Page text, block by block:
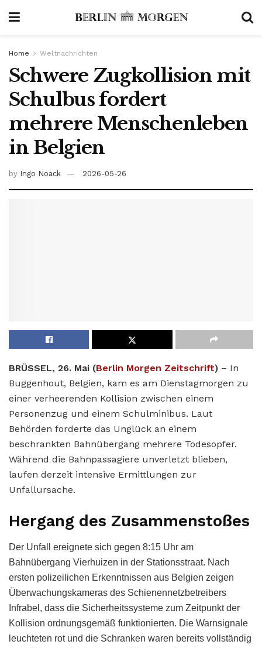
Home Weltnachrichten
Schwere Zugkollision mit
Schulbus fordert
mehrere Menschenleben
in Belgien
by Ingo Noack 2026-05-26
BRÜSSEL, 26. Mai (Berlin Morgen Zeitschrift) – In
Buggenhout, Belgien, kam es am Dienstagmorgen zu
einer verheerenden Kollision zwischen einem
Personenzug und einem Schulminibus. Laut
Behörden forderte das Unglück an einem
beschrankten Bahnübergang mehrere Todesopfer.
Während die Bahnpassagiere unverletzt blieben,
laufen derzeit intensive Ermittlungen zur
Unfallursache.
Hergang des Zusammenstoßes
Der Unfall ereignete sich gegen 8:15 Uhr am
Bahnübergang Vierhuizen in der Stationsstraat. Nach
ersten polizeilichen Erkenntnissen aus Belgien zeigen
Überwachungskameras des Schienennetzbetreibers
Infrabel, dass die Sicherheitssysteme zum Zeitpunkt der
Kollision ordnungsgemäß funktionierten. Die Warnsignale
leuchteten rot und die Schranken waren bereits vollständig